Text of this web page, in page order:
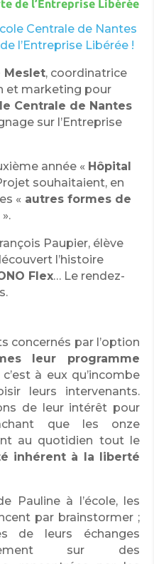
de l’Entreprise Libérée
Centrale de Nantes
l’Entreprise Libérée !
Meslet, coordinatrice
et marketing pour
Centrale de Nantes
sur l’Entreprise
année « Hôpital
souhaitaient, en
« autres formes de
».
Paupier, élève
l’histoire
Flex… Le rendez-
concernés par l’option
leur programme
à eux qu’incombe
leurs intervenants.
de leur intérêt pour
que les onze
au quotidien tout le
inhérent à la liberté
Pauline à l’école, les
par brainstormer ;
de leurs échanges
sur des